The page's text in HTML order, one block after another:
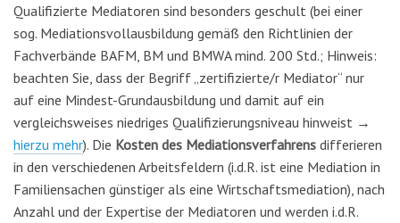
Qualifizierte Mediatoren sind besonders geschult (bei einer
sog. Mediationsvollausbildung gemäß den Richtlinien der
Fachverbände BAFM, BM und BMWA mind. 200 Std.; Hinweis:
beachten Sie, dass der Begriff „zertifizierte/r Mediator“ nur
auf eine Mindest-Grundausbildung und damit auf ein
vergleichsweises niedriges Qualifizierungsniveau hinweist →
hierzu mehr). Die Kosten des Mediationsverfahrens differieren
in den verschiedenen Arbeitsfeldern (i.d.R. ist eine Mediation in
Familiensachen günstiger als eine Wirtschaftsmediation), nach
Anzahl und der Expertise der Mediatoren und werden i.d.R.